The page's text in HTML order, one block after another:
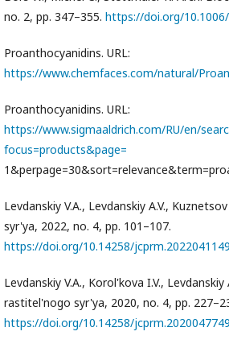
no. 2, pp. 347–355. https://doi.org/
Proanthocyanidins. URL:
https://www.chemfaces.com/natural/
Proanthocyanidins. URL:
https://www.sigmaaldrich.com/RU/en/
focus=products&page=
Levdanskiy V.A., Levdanskiy A.V.,
syr'ya, 2022, no. 4, pp. 101–107.
https://doi.org/10.14258/
Levdanskiy V.A., Korol'kova I.V.,
rastitel'nogo syr'ya, 2020, no. 4, pp.
https://doi.org/10.14258/jcprm.2020047749